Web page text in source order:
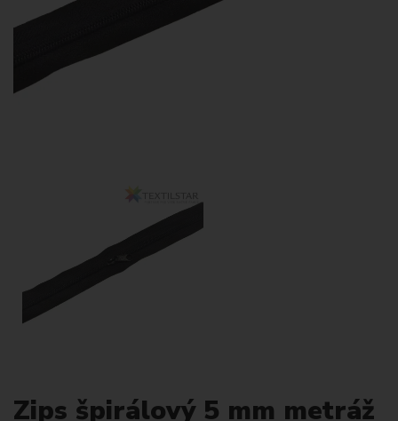
Zips špirálový 5 mm metráž